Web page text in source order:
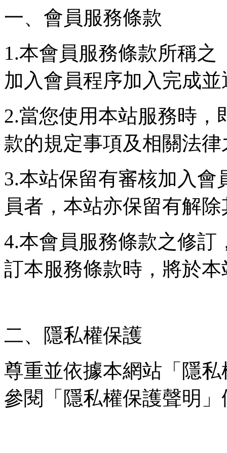
一、會員服務條款
1.本會員服務條款所稱
加入會員程序加入完成
2.當您使用本站服務時
款的規定事項及相關法
3.本站保留有審核加入
員者，本站亦保留有解
4.本會員服務條款之修訂
訂本服務條款時，將於
二、隱私權保護
尊重並依據本網站「隱
參閱「隱私權保護聲明